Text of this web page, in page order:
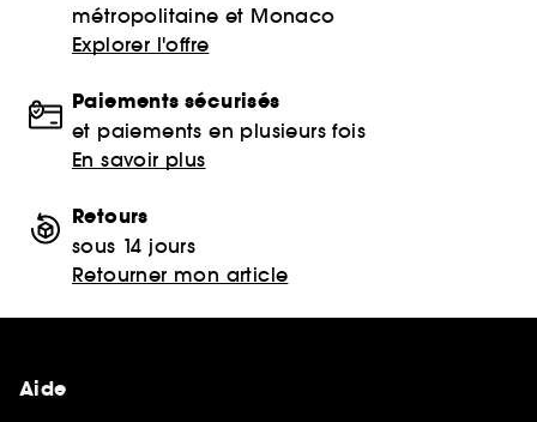
métropolitaine et Monaco
Explorer l'offre
Paiements sécurisés
et paiements en plusieurs fois
En savoir plus
Retours
sous 14 jours
Retourner mon article
Aide